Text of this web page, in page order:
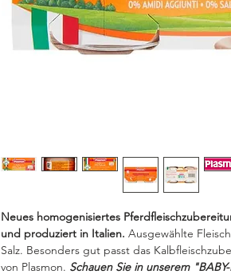
Neues homogenisiertes
und produziert in Italien. Ausgewählte
Salz. Besonders gut passt das
von Plasmon. Schauen Sie in unserem